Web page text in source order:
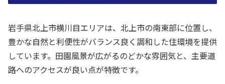
岩手県北上市横川目エリアは、北上市の南東部に位置し、
豊かな自然と利便性がバランス良く調和した住環境を提供
しています。田園風景が広がるのどかな雰囲気と、主要道
路へのアクセスが良い点が特徴です。